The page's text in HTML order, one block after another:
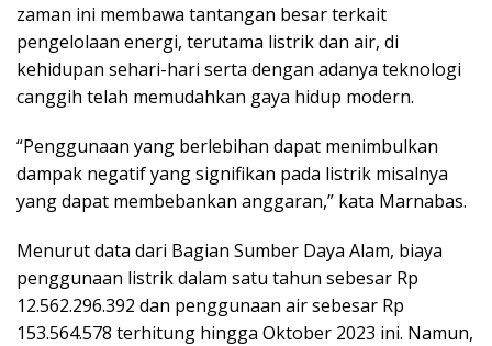
zaman ini membawa tantangan besar terkait
pengelolaan energi, terutama listrik dan air, di
kehidupan sehari-hari serta dengan adanya teknologi
canggih telah memudahkan gaya hidup modern.
“Penggunaan yang berlebihan dapat menimbulkan
dampak negatif yang signifikan pada listrik misalnya
yang dapat membebankan anggaran,” kata Marnabas.
Menurut data dari Bagian Sumber Daya Alam, biaya
penggunaan listrik dalam satu tahun sebesar Rp
12.562.296.392 dan penggunaan air sebesar Rp
153.564.578 terhitung hingga Oktober 2023 ini. Namun,